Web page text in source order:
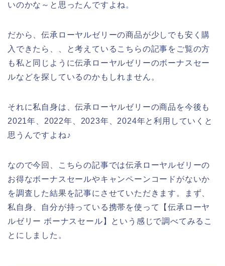
いのかな～と思ったんですよね。
だから、伝承ローヤルゼリーの商品が少しでも安く購
入できたら、、と考えているこちらの記事をご覧の方
も私と同じように伝承ローヤルゼリーのボーナスセー
ルなどを探しているのかもしれません。
それに私自身は、伝承ローヤルゼリーの商品を今後も
2021年、2022年、2023年、2024年と利用していくと
思うんですよね♪
なので今回、こちらの記事では伝承ローヤルゼリーの
お得なボーナスセールやキャンペーンコードがないか
を調査した結果を記事にさせていただきます。まず、
私自身、自分が持っている携帯を使って【伝承ローヤ
ルゼリー ボーナスセール】という感じで調べてみるこ
とにしました。